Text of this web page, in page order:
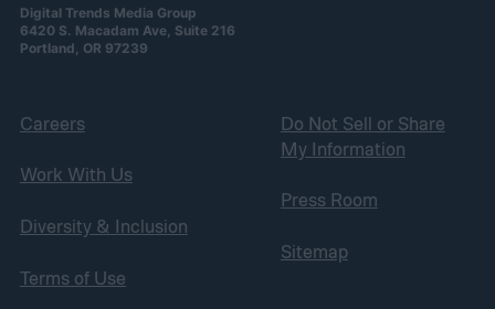
Digital Trends Media Group
6420 S. Macadam Ave, Suite 216
Portland, OR 97239
Careers
Work With Us
Diversity & Inclusion
Terms of Use
Do Not Sell or Share
My Information
Press Room
Sitemap